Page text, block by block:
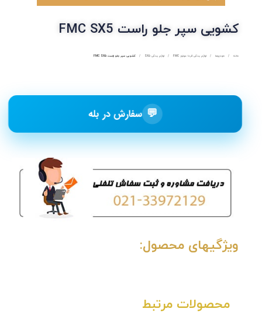
کشویی سپر جلو راست FMC SX5
خانه خودروها لوازم یدکی فردا موتور FMC لوازم یدکی SX5 کشویی سپر جلو راست FMC SX5
💬 سفارش در بله
ویژگیهای محصول:
محصولات مرتبط